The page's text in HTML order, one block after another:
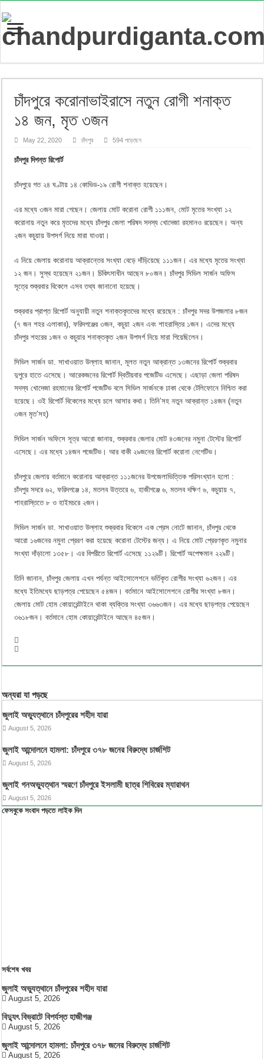
চাঁদপুরে করোনাভাইরাসে নতুন রোগী শনাক্ত
১৪ জন, মৃত ৩জন
May 22, 2020 চাঁদপুর 594 পড়েছেন
চাঁদপুর দিগন্ত রিপোর্ট
চাঁদপুরে গত ২৪ ঘণ্টায় ১৪ কোভিড-১৯ রোগী শনাক্ত হয়েছেন।
এর মধ্যে ৩জন মারা গেছেন। জেলায় মোট করোনা রোগী ১১১জন, মোট মৃতের সংখ্যা ১২
করোনায় নতুন করে মৃতদের মধ্যে চাঁদপুর জেলা পরিষদ সদস্য খোদেজা রহমানও রয়েছেন। অন্য
২জন কচুয়ায় উপসর্গ নিয়ে মারা যাওয়া।
এ নিয়ে জেলায় করোনায় আক্রান্তের সংখ্যা বেড়ে দাঁড়িয়েছে ১১১জন। এর মধ্যে মৃতের সংখ্যা
১২ জন। সুস্থ হয়েছেন ২১জন। চিকিৎসাধীন আছেন ৮০জন। চাঁদপুর সিভিল সার্জন অফিস
সূত্রে শুক্রবার বিকেলে এসব তথ্য জানানো হয়েছে।
শুক্রবার প্রাপ্ত রিপোর্ট অনুযায়ী নতুন শনাক্তকৃতদের মধ্যে রয়েছেন : চাঁদপুর সদর উপজলার ৮জন
(৭ জন শহর এলাকার), ফরিদগঞ্জের ৩জন, কচুয়া ২জন এবং শাহরাস্তির ১জন। এদের মধ্যে
চাঁদপুর শহরের ১জন ও কচুয়ার শনাক্তকৃত ২জন উপসর্গ নিয়ে মারা গিয়েছিলেন।
সিভিল সার্জন ডা. সাখাওয়াত উল্লাহ জানান, মূলত নতুন আক্রান্ত ১৩জনের রিপোর্ট শুক্রবার
দুপুরে হাতে এসেছে। আরেকজনের রিপোর্ট দ্বিতীয়বার পজেটিভ এসেছে। এছাড়া জেলা পরিষদ
সদস্য খোদেজা রহমানের রিপোর্ট পজেটিভ বলে সিভিল সার্জনকে ঢাকা থেকে টেলিফোনে নিশ্চিত করা
হয়েছে। ওই রিপোর্ট বিকেলের মধ্যে চলে আসার কথা। তিনি’সহ নতুন আক্রান্ত ১৪জন (নতুন
৩জন মৃত’সহ)
সিভিল সার্জন অফিসে সূত্র আরো জানায়, শুক্রবার জেলার মোট ৪৩জনের নমুনা টেস্টের রিপোর্ট
এসেছে। এর মধ্যে ১৪জন পজেটিভ। আর বাকী ২৯জনের রিপোর্ট করোনা নেগেটিভ।
চাঁদপুরে জেলায় বর্তমানে করোনায় আক্রান্ত ১১১জনের উপজেলাভিত্তিক পরিসংখ্যান হলো :
চাঁদপুর সদরে ৬২, ফরিদগঞ্জে ১৪, মতলব উত্তরে ৬, হাজীগঞ্জে ৬, মতলব দক্ষিণ ৬, কচুয়ায় ৭,
শাহরাস্তিতে ৮ ও হাইমচরে ২জন।
সিভিল সার্জন ডা. সাখাওয়াত উল্লাহ শুক্রবার বিকেলে এক প্রেস নোটে জানান, চাঁদপুর থেকে
আরো ১৬জনের নমুনা প্রেরণ করা হয়েছে করোনা টেস্টের জন্য। এ নিয়ে মোট প্রেরণকৃত নমুনার
সংখ্যা দাঁড়ালো ১৩৫৮। এর বিপরীতে রিপোর্ট এসেছে ১১২৯টি। রিপোর্ট অপেক্ষমান ২২৯টি।
তিনি জানান, চাঁদপুর জেলায় এখন পর্যন্ত আইসোলেশনে ভর্তিকৃত রোগীর সংখ্যা ৬২জন। এর
মধ্যে ইতিমধ্যে ছাড়পত্র পেয়েছেন ৫৪জন। বর্তমানে আইসোলেশনে রোগীর সংখ্যা ৮জন।
জেলায় মোট হোম কোয়ারেন্টাইনে থাকা ব্যক্তির সংখ্যা ৩৬৬৩জন। এর মধ্যে ছাড়পত্র পেয়েছেন
৩৬১৮জন। বর্তমানে হোম কোয়ারেন্টাইনে আছেন ৪৫জন।
অন্যরা যা পড়ছে
জুলাই অভ্যুত্থানে চাঁদপুরের শহীদ যারা
August 5, 2026
জুলাই আন্দোলনে হামলা: চাঁদপুরে ৩৭৮ জনের বিরুদ্ধে চার্জশিট
August 5, 2026
জুলাই গনঅভ্যুত্থান স্মরণে চাঁদপুরে ইসলামী ছাত্র শিবিরের ম্যারাথন
August 5, 2026
ফেসবুকে সংবাদ পড়তে লাইক দিন
সর্বশেষ খবর
জুলাই অভ্যুত্থানে চাঁদপুরের শহীদ যারা
August 5, 2026
বিদ্যুৎ বিভ্রাটে বিপর্যস্ত হাজীগঞ্জ
August 5, 2026
জুলাই আন্দোলনে হামলা: চাঁদপুরে ৩৭৮ জনের বিরুদ্ধে চার্জশিট
August 5, 2026